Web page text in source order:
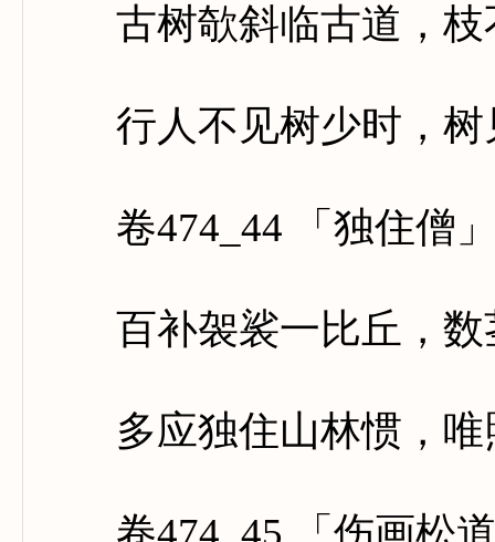
古树欹斜临古道，枝
行人不见树少时，树
卷474_44 「独住僧
百补袈裟一比丘，数
多应独住山林惯，唯
卷474_45 「伤画松道